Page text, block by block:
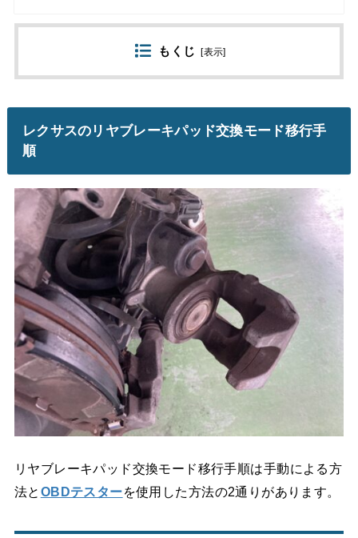
もくじ [表示]
レクサスのリヤブレーキパッド交換モード移行手
順
リヤブレーキパッド交換モード移行手順は手動による方
法と OBDテスターを使用した方法の2通りがあります。